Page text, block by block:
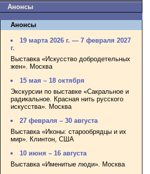
Анонсы
Анонсы
19 марта 2026 г. — 7 февраля 2027
г.
Выставка «Искусство добродетельных
жен». Москва
15 мая – 18 октября
Экскурсии по выставке «Сакральное и
радикальное. Красная нить русского
искусства». Москва
27 февраля – 30 августа
Выставка «Иконы: старообрядцы и их
мир». Клинтон, США
10 июня – 16 августа
Выставка «Именитые люди». Москва